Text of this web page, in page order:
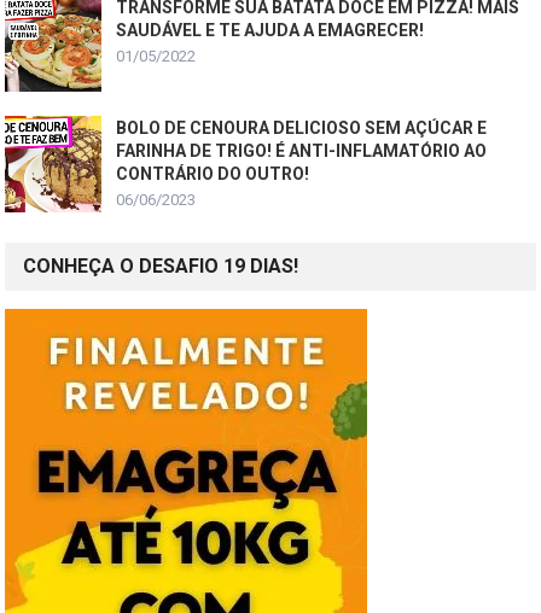
TRANSFORME SUA BATATA DOCE EM PIZZA! MAIS
SAUDÁVEL E TE AJUDA A EMAGRECER!
01/05/2022
BOLO DE CENOURA DELICIOSO SEM AÇÚCAR E
FARINHA DE TRIGO! É ANTI-INFLAMATÓRIO AO
CONTRÁRIO DO OUTRO!
06/06/2023
CONHEÇA O DESAFIO 19 DIAS!